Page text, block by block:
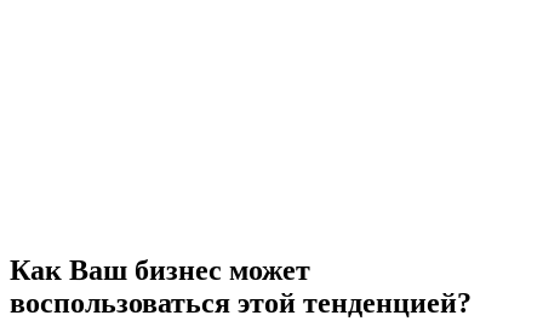
Как Ваш бизнес может
воспользоваться этой тенденцией?